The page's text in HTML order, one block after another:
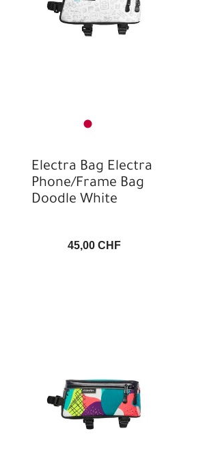
Electra Bag Electra
Phone/Frame Bag
Doodle White
45,00 CHF